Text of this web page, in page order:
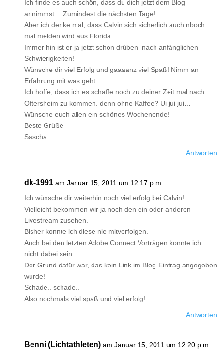
Ich finde es auch schön, dass du dich jetzt dem Blog
annimmst… Zumindest die nächsten Tage!
Aber ich denke mal, dass Calvin sich sicherlich auch nboch
mal melden wird aus Florida…
Immer hin ist er ja jetzt schon drüben, nach anfänglichen
Schwierigkeiten!
Wünsche dir viel Erfolg und gaaaanz viel Spaß! Nimm an
Erfahrung mit was geht…
Ich hoffe, dass ich es schaffe noch zu deiner Zeit mal nach
Oftersheim zu kommen, denn ohne Kaffee? Ui jui jui…
Wünsche euch allen ein schönes Wochenende!
Beste Grüße
Sascha
Antworten
dk-1991 am Januar 15, 2011 um 12:17 p.m.
Ich wünsche dir weiterhin noch viel erfolg bei Calvin!
Vielleicht bekommen wir ja noch den ein oder anderen
Livestream zusehen.
Bisher konnte ich diese nie mitverfolgen.
Auch bei den letzten Adobe Connect Vorträgen konnte ich
nicht dabei sein.
Der Grund dafür war, das kein Link im Blog-Eintrag angegeben
wurde!
Schade.. schade..
Also nochmals viel spaß und viel erfolg!
Antworten
Benni (Lichtathleten) am Januar 15, 2011 um 12:20 p.m.